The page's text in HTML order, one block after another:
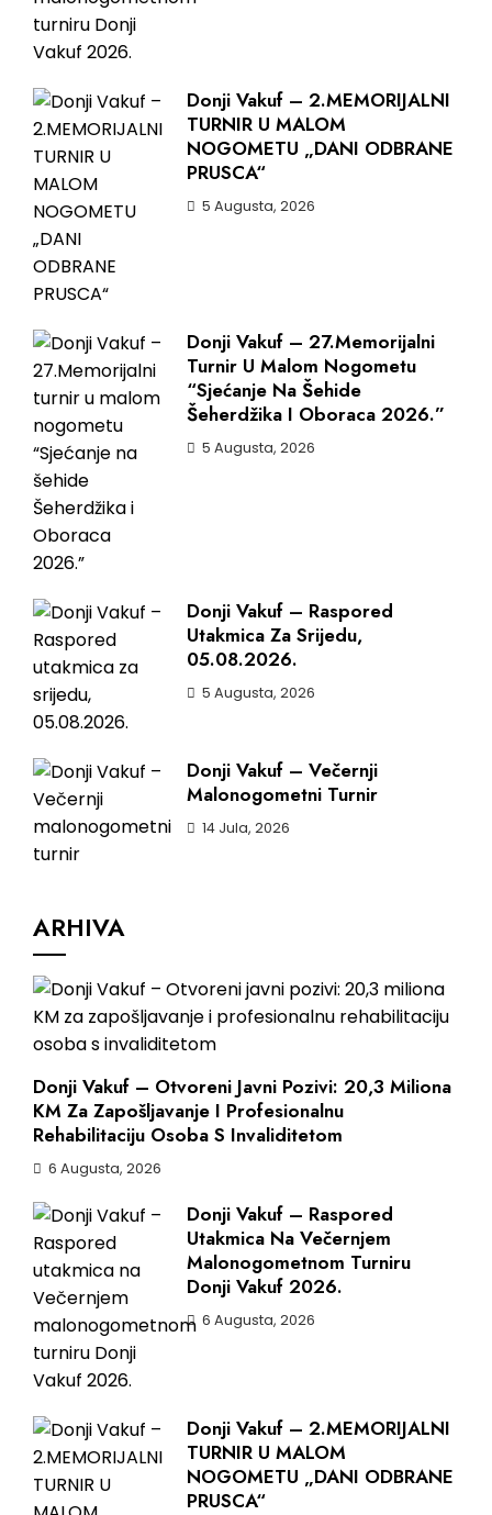
Donji Vakuf – 2.MEMORIJALNI
TURNIR U MALOM
NOGOMETU „DANI ODBRANE
PRUSCA“
5 Augusta, 2026
Donji Vakuf – 27.Memorijalni
Turnir U Malom Nogometu
“Sjećanje Na Šehide
Šeherdžika I Oboraca 2026.”
5 Augusta, 2026
Donji Vakuf – Raspored
Utakmica Za Srijedu,
05.08.2026.
5 Augusta, 2026
Donji Vakuf – Večernji
Malonogometni Turnir
14 Jula, 2026
ARHIVA
Donji Vakuf – Otvoreni Javni Pozivi: 20,3 Miliona
KM Za Zapošljavanje I Profesionalnu
Rehabilitaciju Osoba S Invaliditetom
6 Augusta, 2026
Donji Vakuf – Raspored
Utakmica Na Večernjem
Malonogometnom Turniru
Donji Vakuf 2026.
6 Augusta, 2026
Donji Vakuf – 2.MEMORIJALNI
TURNIR U MALOM
NOGOMETU „DANI ODBRANE
PRUSCA“